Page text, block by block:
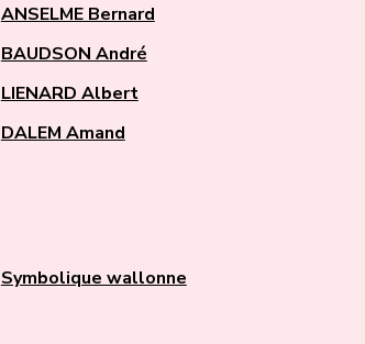
ANSELME Bernard
BAUDSON André
LIENARD Albert
DALEM Amand
Symbolique wallonne